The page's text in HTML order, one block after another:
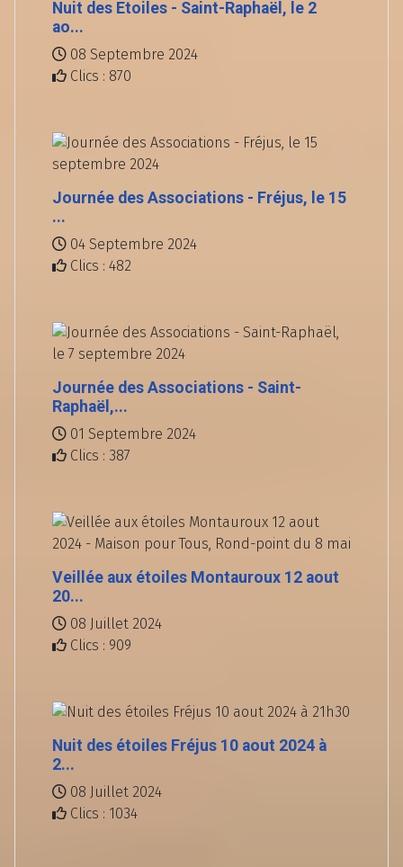
Nuit des Etoiles - Saint-Raphaël, le 2
ao...
08 Septembre 2024
Clics : 870
Journée des Associations - Fréjus, le 15
...
04 Septembre 2024
Clics : 482
Journée des Associations - Saint-
Raphaël,...
01 Septembre 2024
Clics : 387
Veillée aux étoiles Montauroux 12 aout
20...
08 Juillet 2024
Clics : 909
Nuit des étoiles Fréjus 10 aout 2024 à
2...
08 Juillet 2024
Clics : 1034